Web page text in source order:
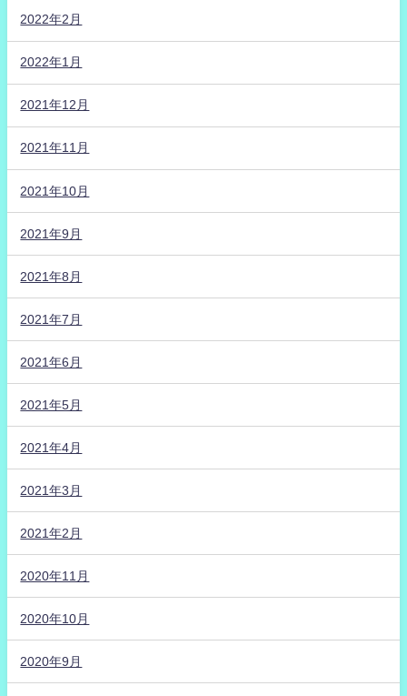
2022年2月
2022年1月
2021年12月
2021年11月
2021年10月
2021年9月
2021年8月
2021年7月
2021年6月
2021年5月
2021年4月
2021年3月
2021年2月
2020年11月
2020年10月
2020年9月